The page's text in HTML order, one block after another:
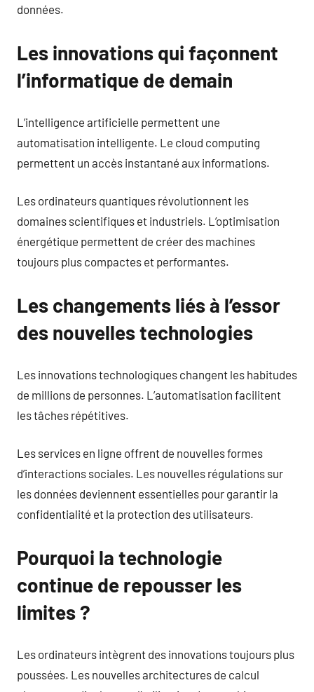
données.
Les innovations qui façonnent
l’informatique de demain
L’intelligence artificielle permettent une
automatisation intelligente. Le cloud computing
permettent un accès instantané aux informations.
Les ordinateurs quantiques révolutionnent les
domaines scientifiques et industriels. L’optimisation
énergétique permettent de créer des machines
toujours plus compactes et performantes.
Les changements liés à l’essor
des nouvelles technologies
Les innovations technologiques changent les habitudes
de millions de personnes. L’automatisation facilitent
les tâches répétitives.
Les services en ligne offrent de nouvelles formes
d’interactions sociales. Les nouvelles régulations sur
les données deviennent essentielles pour garantir la
confidentialité et la protection des utilisateurs.
Pourquoi la technologie
continue de repousser les
limites ?
Les ordinateurs intègrent des innovations toujours plus
poussées. Les nouvelles architectures de calcul